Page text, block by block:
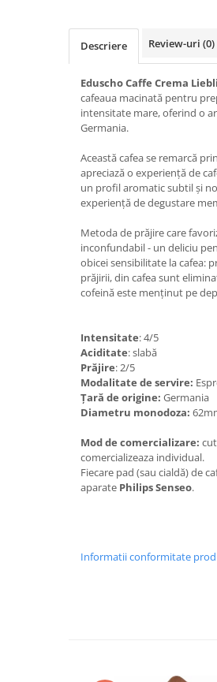
Descriere Review-uri (0)
Eduscho Caffe Crema
cafeaua macinată pentru
intensitate mare, oferind o
Germania.
Această cafea se remarcă
apreciază o experiență de
un profil aromatic subtil și
experiență de degustare
Metoda de prăjire care
inconfundabil - un deliciu
obicei sensibilitate la cafea:
prăjirii, din cafea sunt
cofeină este menținut pe
Intensitate: 4/5
Aciditate: slabă
Prăjire: 2/5
Modalitate de servire:
Țară de origine: Germania
Diametru monodoza:
Mod de comercializare:
comercializeaza individual.
Fiecare pad (sau cialdă) de
aparate Philips Senseo.
Informatii conformitate